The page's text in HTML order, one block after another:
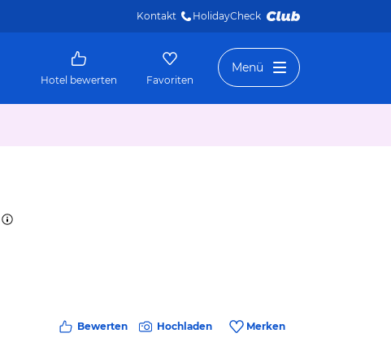
Kontakt HolidayCheck
Hotel bewerten Favoriten
Menü
Bewerten Hochladen Merken